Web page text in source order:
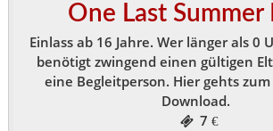
One Last Summer
Einlass ab 16 Jahre. Wer länger als 0
benötigt zwingend einen gültigen
eine Begleitperson. Hier gehts
Download.
7 €